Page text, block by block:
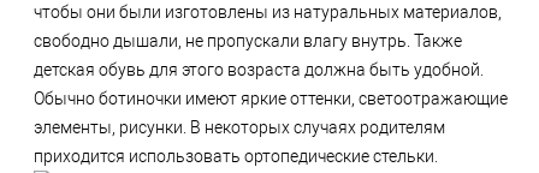
чтобы они были изготовлены из натуральных материалов,
свободно дышали, не пропускали влагу внутрь. Также
детская обувь для этого возраста должна быть удобной.
Обычно ботиночки имеют яркие оттенки, светоотражающие
элементы, рисунки. В некоторых случаях родителям
приходится использовать ортопедические стельки.